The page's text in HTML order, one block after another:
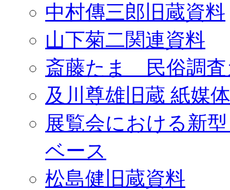
中村傳三郎旧蔵資料
山下菊二関連資料
斎藤たま 民俗調査
及川尊雄旧蔵 紙媒
展覧会における新
ベース
松島健旧蔵資料